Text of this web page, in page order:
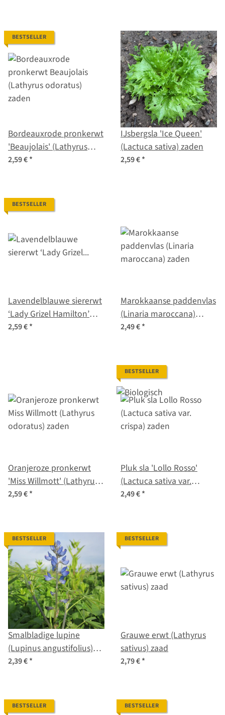
BESTSELLER
Bordeauxrode pronkerwt
'Beaujolais' (Lathyrus
odoratus) zaden
2,59 €*
IJsbergsla 'Ice Queen'
(Lactuca sativa) zaden
2,59 €*
BESTSELLER
Lavendelblauwe siererwt
‘Lady Grizel Hamilton’
(Lathyrus odoratus)
2,59 €*
Marokkaanse paddenvlas
(Linaria maroccana)
zaden
2,49 €*
Oranjeroze pronkerwt
'Miss Willmott' (Lathyrus
odoratus) zaden
2,59 €*
BESTSELLER
Pluk sla 'Lollo Rosso'
(Lactuca sativa var.
crispa) zaden
2,49 €*
BESTSELLER
Smalbladige lupine
(Lupinus angustifolius)
zaad
2,39 €*
BESTSELLER
Grauwe erwt (Lathyrus
sativus) zaad
2,79 €*
BESTSELLER BESTSELLER